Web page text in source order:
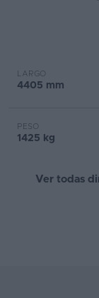
LARGO
4405 mm
PESO
1425 kg
Ver todas